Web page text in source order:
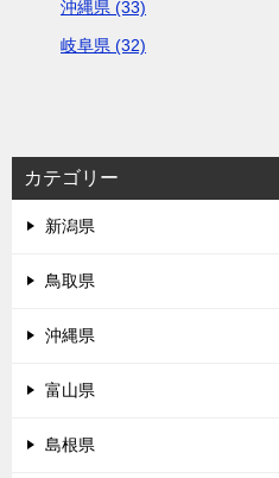
沖縄県 (33)
岐阜県 (32)
カテゴリー
新潟県
鳥取県
沖縄県
富山県
島根県